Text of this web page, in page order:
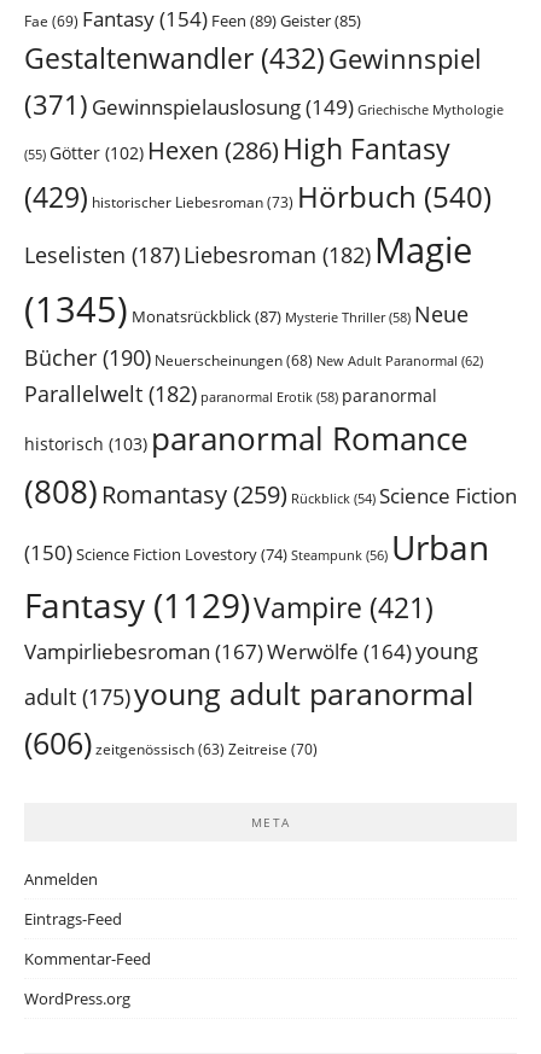
Fae (69) Fantasy(154) Feen (89)Geister(85)
Gestaltenwandler (432)Gewinnspiel
(371) Gewinnspielauslosung(149) Griechische Mythologie
(55) Götter (102) Hexen (286) High Fantasy
(429) historischer Liebesroman(73) Hörbuch (540)
Leselisten (187)Liebesroman (182) Magie
(1345) Monatsrückblick(87) Mysterie Thriller(58) Neue
Bücher (190) Neuerscheinungen(68) New Adult Paranormal (62)
Parallelwelt (182) paranormal Erotik (58) paranormal
historisch (103) paranormal Romance
(808) Romantasy(259) Rückblick (54) Science Fiction
(150)Science Fiction Lovestory(74) Steampunk (56) Urban
Fantasy (1129)Vampire (421)
Vampirliebesroman (167)Werwölfe (164)young
adult (175)young adult paranormal
(606) zeitgenössisch (63) Zeitreise (70)
META
Anmelden
Eintrags-Feed
Kommentar-Feed
WordPress.org